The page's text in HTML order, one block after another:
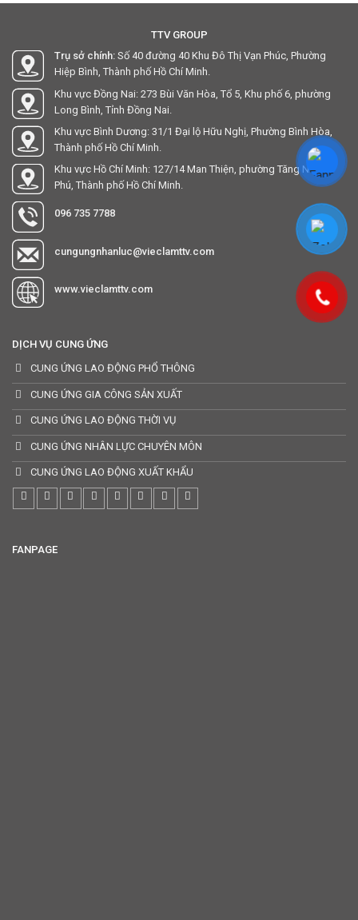
TTV GROUP
Trụ sở chính: Số 40 đường 40 Khu Đô Thị Vạn Phúc, Phường
Hiệp Bình, Thành phố Hồ Chí Minh.
Khu vực Đồng Nai: 273 Bùi Văn Hòa, Tổ 5, Khu phố 6, phường
Long Bình, Tỉnh Đồng Nai.
Khu vực Bình Dương: 31/1 Đại lộ Hữu Nghị, Phường Bình Hòa,
Thành phố Hồ Chí Minh.
Khu vực Hồ Chí Minh: 127/14 Man Thiện, phường Tăng Nhơn
Phú, Thành phố Hồ Chí Minh.
096 735 7788
cungungnhanluc@vieclamttv.com
www.vieclamttv.com
DỊCH VỤ CUNG ỨNG
CUNG ỨNG LAO ĐỘNG PHỔ THÔNG
CUNG ỨNG GIA CÔNG SẢN XUẤT
CUNG ỨNG LAO ĐỘNG THỜI VỤ
CUNG ỨNG NHÂN LỰC CHUYÊN MÔN
CUNG ỨNG LAO ĐỘNG XUẤT KHẨU
FANPAGE